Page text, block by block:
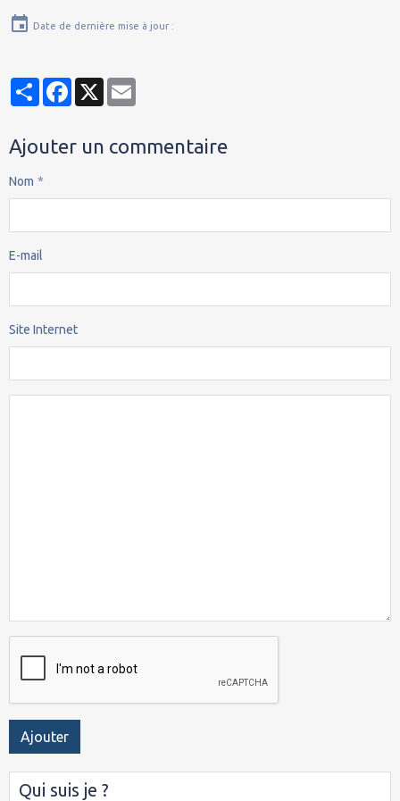
Date de dernière mise à jour :
PartagerFacebook
X
Ajouter un commentaire
Nom
E-mail
Site Internet
Ajouter
Qui suis je ?